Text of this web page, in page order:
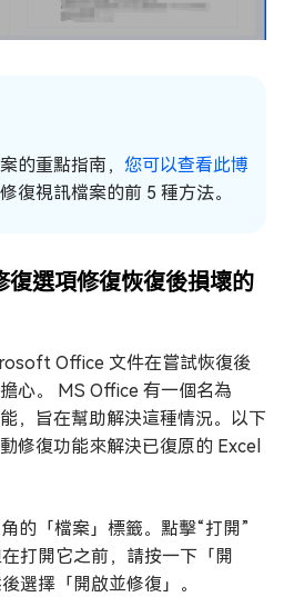
的重點指南， 您可以查看此博
復視訊檔案的前 5 種方法。
選項修復恢復後損壞的
Office 文件在嘗試恢復後
心。 MS Office 有一個名為
，旨在幫助解決這種情況。以下
修復功能來解決已復原的 Excel
的「檔案」標籤。點擊“打開”
打開它之前，請按一下「開
選擇「開啟並修復」。